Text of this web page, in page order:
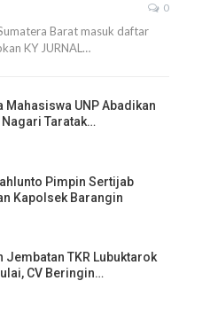
0
Barat masuk daftar
KY JURNAL…
Mahasiswa UNP Abadikan
Taratak…
Pimpin Sertijab
Kapolsek Barangin
Jembatan TKR Lubuktarok
CV Beringin…